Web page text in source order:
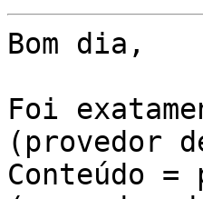
Bom dia,
Foi
(provedor
Conteúdo =